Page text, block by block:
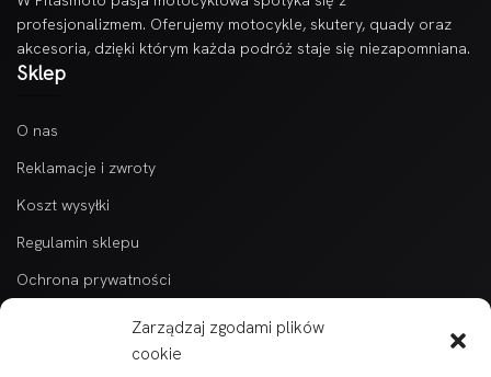
Zarządzaj zgodami plików
cookie
profesjonalizmem. Oferujemy motocykle, skutery, quady oraz
akcesoria, dzięki którym każda podróż staje się niezapomniana.
Sklep
O nas
Reklamacje i zwroty
Koszt wysyłki
Regulamin sklepu
Ochrona prywatności